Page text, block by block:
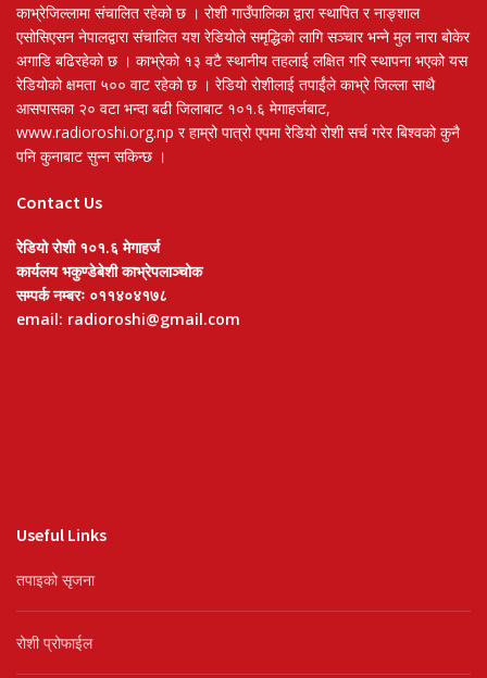
काभ्रेजिल्लामा संचालित रहेको छ । रोशी गाउँपालिका द्वारा स्थापित र नाङ्शाल
एसोसिएसन नेपालद्वारा संचालित यश रेडियोले समृद्धिको लागि सञ्चार भन्ने मुल नारा बोकेर
अगाडि बढिरहेको छ । काभ्रेको १३ वटै स्थानीय तहलाई लक्षित गरि स्थापना भएको यस
रेडियोको क्षमता ५०० वाट रहेको छ । रेडियो रोशीलाई तपाईंले काभ्रे जिल्ला साथै
आसपासका २० वटा भन्दा बढी जिलाबाट १०१.६ मेगाहर्जबाट,
www.radioroshi.org.np र हाम्रो पात्रो एपमा रेडियो रोशी सर्च गरेर बिश्वको कुनै
पनि कुनाबाट सुन्न सकिन्छ ।
Contact Us
रेडियो रोशी १०१.६ मेगाहर्ज
कार्यलय भकुण्डेबेशी काभ्रेपलाञ्चोक
सम्पर्क नम्बरः ०११४०४१७८
email: radioroshi@gmail.com
Useful Links
तपाइको सृजना
रोशी प्रोफाईल